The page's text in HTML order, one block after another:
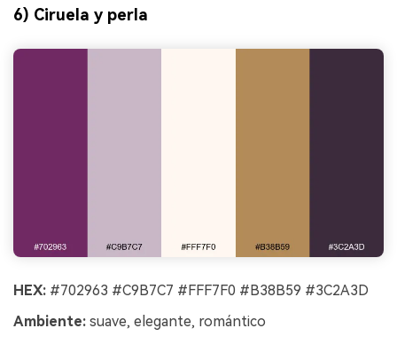
6) Ciruela y perla
HEX: #702963 #C9B7C7 #FFF7F0 #B38B59 #3C2A3D
Ambiente: suave, elegante, romántico